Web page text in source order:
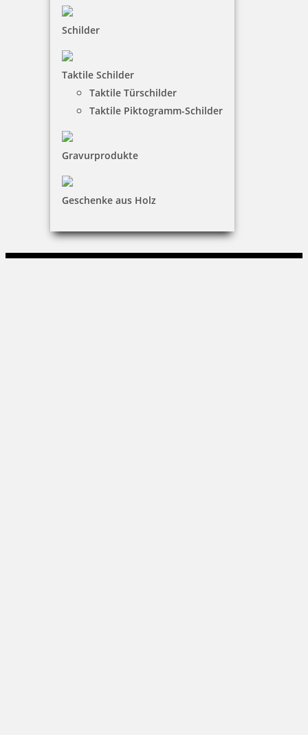
Schilder
Taktile Schilder
Taktile Türschilder
Taktile Piktogramm-Schilder
Gravurprodukte
Geschenke aus Holz
Vertrag widerrufen
Mein Konto
KONTAKT
büro trend Krämer & Schoen GmbH
Volker Schoen
03847 - 43 64 24